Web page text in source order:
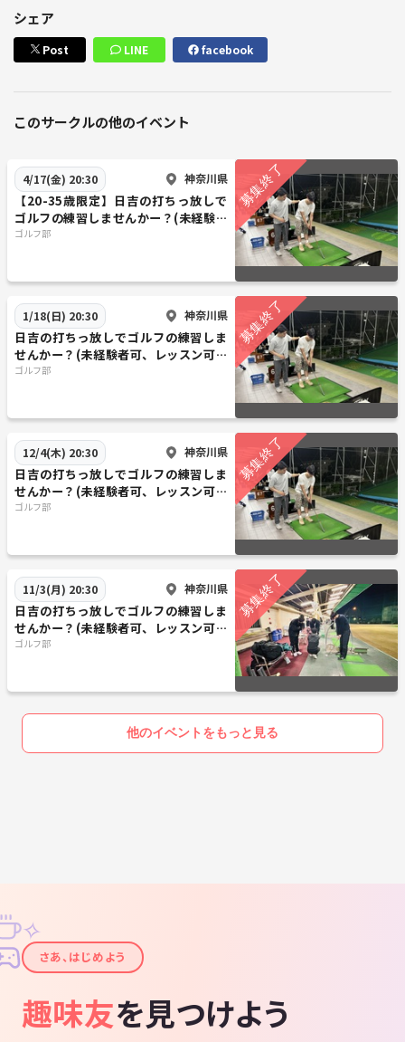
シェア
Post LINE facebook
このサークルの他のイベント
4/17(金) 20:30 神奈川県
【20-35歳限定】日吉の打ちっ放しで
ゴルフの練習しませんかー？(未経験者
可、レッスン可、クラブ貸し出し可)
ゴルフ部
1/18(日) 20:30 神奈川県
日吉の打ちっ放しでゴルフの練習しま
せんかー？(未経験者可、レッスン可、
クラブ貸し出し可)
ゴルフ部
12/4(木) 20:30 神奈川県
日吉の打ちっ放しでゴルフの練習しま
せんかー？(未経験者可、レッスン可、
クラブ貸し出し可)
ゴルフ部
11/3(月) 20:30 神奈川県
日吉の打ちっ放しでゴルフの練習しま
せんかー？(未経験者可、レッスン可、
クラブ貸し出し可)
ゴルフ部
他のイベントをもっと見る
✦
✧
さあ、はじめよう
趣味友を見つけよう